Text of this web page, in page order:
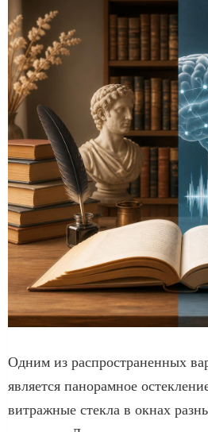
Одним из распространенных
является панорамное
витражные стекла в окнах